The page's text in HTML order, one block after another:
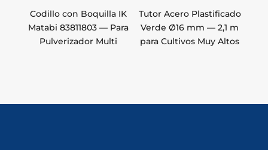
Codillo con Boquilla IK
Matabi 83811803 — Para
Pulverizador Multi
Tutor Acero Plastificado
Verde Ø16 mm — 2,1 m
para Cultivos Muy Altos